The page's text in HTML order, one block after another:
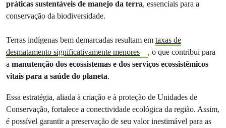
práticas sustentáveis de manejo da terra, essenciais para a
conservação da biodiversidade.
Terras indígenas bem demarcadas resultam em taxas de
desmatamento significativamente menores
, o que contribui para
a manutenção dos ecossistemas e dos serviços ecossistêmicos
vitais para a saúde do planeta.
Essa estratégia, aliada à criação e à proteção de Unidades de
Conservação, fortalece a conectividade ecológica da região. Assim,
é possível garantir a preservação de seu valor inestimável para as